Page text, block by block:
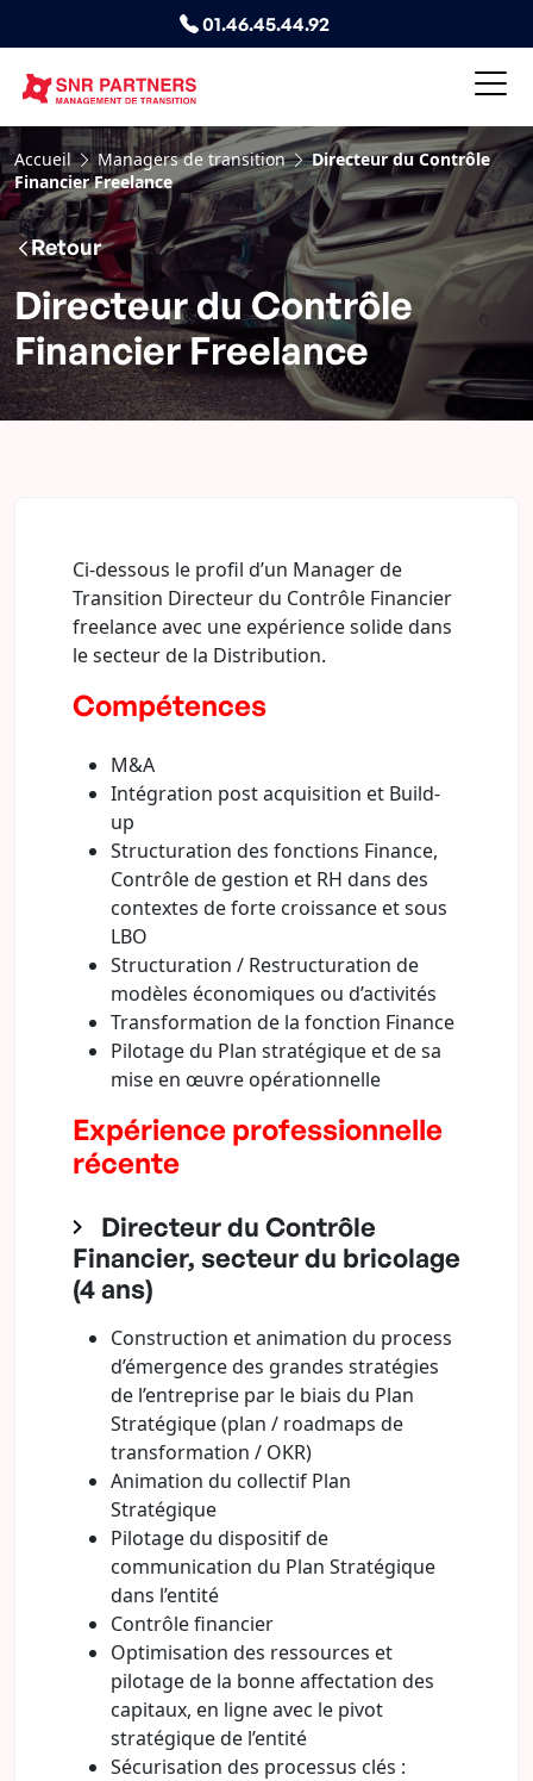
01.46.45.44.92
Accueil Managers de transition
Directeur du Contrôle
Financier Freelance
Retour
Directeur du Contrôle
Financier Freelance
Ci-dessous le profil d’un Manager de
Transition Directeur du Contrôle Financier
freelance avec une expérience solide dans
le secteur de la Distribution.
Compétences
M&A
Intégration post acquisition et Build-
up
Structuration des fonctions Finance,
Contrôle de gestion et RH dans des
contextes de forte croissance et sous
LBO
Structuration / Restructuration de
modèles économiques ou d’activités
Transformation de la fonction Finance
Pilotage du Plan stratégique et de sa
mise en œuvre opérationnelle
Expérience professionnelle
récente
Directeur du Contrôle
Financier, secteur du bricolage
(4 ans)
Construction et animation du process
d’émergence des grandes stratégies
de l’entreprise par le biais du Plan
Stratégique (plan / roadmaps de
transformation / OKR)
Animation du collectif Plan
Stratégique
Pilotage du dispositif de
communication du Plan Stratégique
dans l’entité
Contrôle financier
Optimisation des ressources et
pilotage de la bonne affectation des
capitaux, en ligne avec le pivot
stratégique de l’entité
Sécurisation des processus clés :